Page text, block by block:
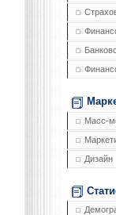
Масс-
Дизайн